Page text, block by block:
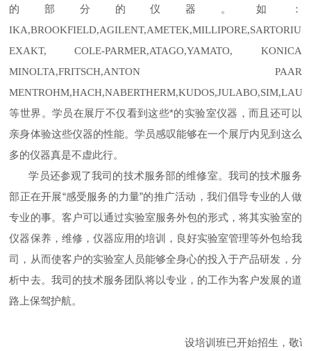
的部分的仪器。如：
EXAKT, COLE-PARMER,ATAGO,YAMATO, KONICA
MINOLTA,FRITSCH,ANTON PAAR
等世界。学员在展厅不仅看到这些*的实验室仪器，而且还可以
亲身体验这些仪器的性能。学员感叹能够在一个展厅内见到这么
多的仪器真是不虚此行。
学员还参观了我司的技术服务部的维修室。我司的技术服务
部正在开展“感受服务的力量”的推广活动，我们倡导专业的人做
专业的事。客户可以通过实验室服务外包的形式，将其实验室的
仪器保养，维修，仪器应用的培训，良好实验室管理等外包给我
司，从而使客户的实验室人员能够全身心的投入于产品研发，分
析中去。我司的技术服务团队将以专业，的工作为客户发展的道
路上保驾护航。
人和公司的下一期实验室管理与建设培训班已开始招生，敬